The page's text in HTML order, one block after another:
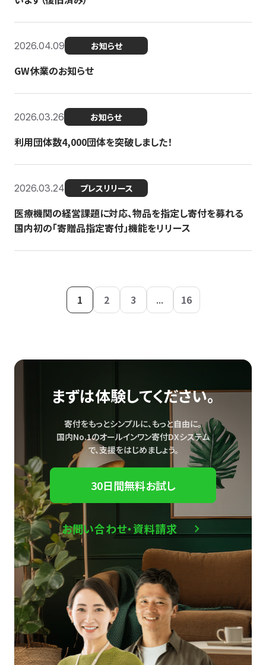
2026.04.09 お知らせ
GW休業のお知らせ
2026.03.26 お知らせ
利用団体数4,000団体を突破しました！
2026.03.24 プレスリリース
医療機関の経営課題に対応、物品を指定し寄付を募れる
国内初の「寄贈品指定寄付」機能をリリース
1 2 3 ... 16
まずは体験してください。
寄付をもっとシンプルに、もっと自由に。
国内No.1のオールインワン寄付DXシステム
で、支援をはじめましょう。
30日間無料お試し
お問い合わせ・資料請求